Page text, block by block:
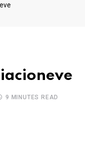
9 MINUTES READ